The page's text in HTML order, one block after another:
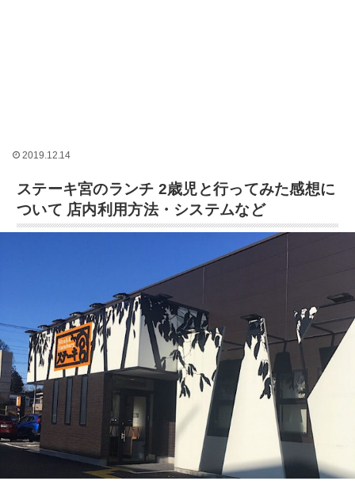
2019.12.14
ステーキ宮のランチ 2歳児と行ってみた感想に
ついて 店内利用方法・システムなど